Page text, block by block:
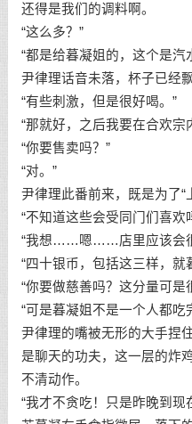
还得是我们的调料啊。
“这么多？”
“都是给暮凝姐的，这个是
尹律理话音未落，杯子已经
“有些刺激，但是很好喝。”
“那就好，之后我要在合欢宗
“你要售卖吗？”
“对。”
尹律理此番前来，既是为了“
“不知道这些会受同门们喜欢
“我想……嗯……店里应该会
“四十银币，包括这三样，
“你要做慈善吗？这分量可是
“可是暮凝姐不是一个人都
尹律理的嘴被无形的大手捏
是聊天的功夫，这一层的炸
不清动作。
“我才不贪吃！只是昨晚到